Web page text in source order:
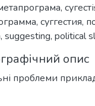
,
, суггестия,
, suggesting, political
опис
проблеми